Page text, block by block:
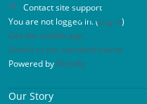
Contact site support
You are not logged in. (Log in)
Get the mobile app
Switch to the standard theme
Powered by Moodle
Our Story